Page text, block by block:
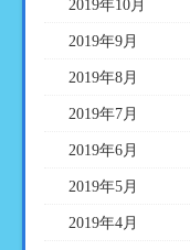
2019年10月
2019年9月
2019年8月
2019年7月
2019年6月
2019年5月
2019年4月